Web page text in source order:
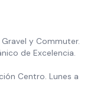
y Commuter.
de Excelencia.
Centro. Lunes a